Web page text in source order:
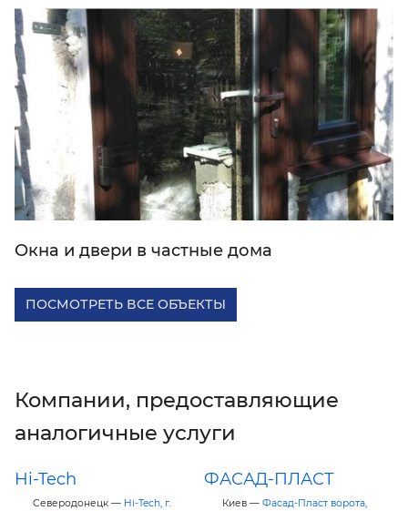
Окна и двери в частные дома
ПОСМОТРЕТЬ ВСЕ ОБЪЕКТЫ
Компании, предоставляющие
аналогичные услуги
Hi-Tech
Северодонецк — Hi-Tech, г.
ФАСАД-ПЛАСТ
Киев — Фасад-Пласт ворота,